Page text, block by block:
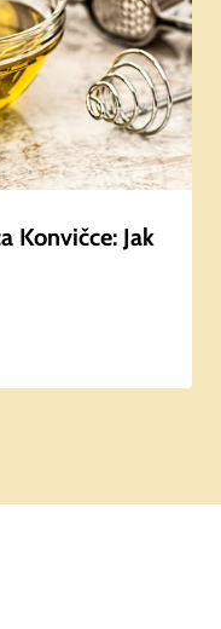
Konvičce: Jak